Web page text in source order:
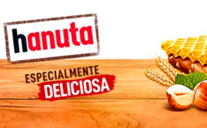
NEWS & STORIES